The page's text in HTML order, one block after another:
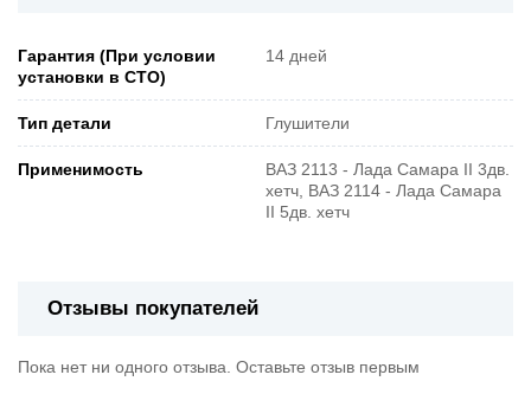
Гарантия (При условии
установки в СТО)
14 дней
Тип детали Глушители
Применимость
ВАЗ 2113 - Лада Самара II 3дв.
хетч, ВАЗ 2114 - Лада Самара
II 5дв. хетч
Отзывы покупателей
Пока нет ни одного отзыва. Оставьте отзыв первым